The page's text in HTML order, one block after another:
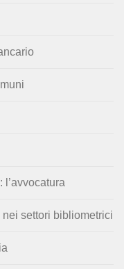
nei settori bibliometrici